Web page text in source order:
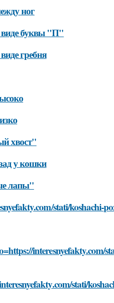
ног
виде буквы "П"
гребня
хвост"
у кошки
лапы"
stati/koshachi-
interesnyefakty.com/
stati/